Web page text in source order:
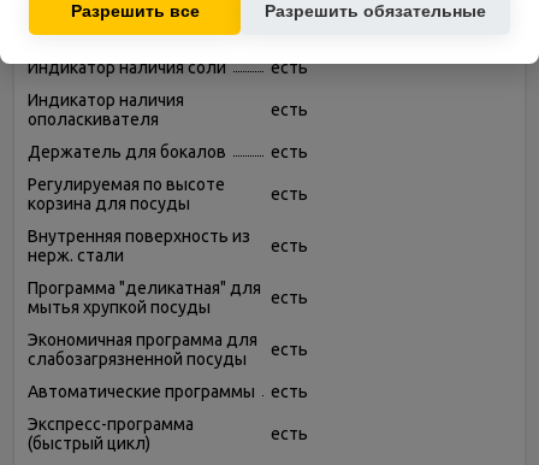
Корзина для столовых
приборов
есть
Индикатор наличия соли
есть
Индикатор наличия
ополаскивателя
есть
Держатель для бокалов
есть
Регулируемая по высоте
корзина для посуды
есть
Внутренняя поверхность из
нерж. стали
есть
Программа "деликатная" для
мытья хрупкой посуды
есть
Экономичная программа для
слабозагрязненной посуды
есть
Автоматические программы
есть
Экспресс-программа
(быстрый цикл)
есть
Разрешить все Разрешить обязательные